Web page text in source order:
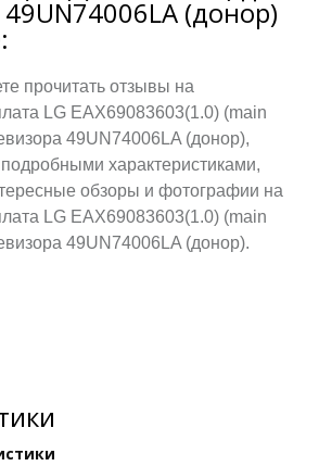
(донор)
прочитать отзывы на
LG EAX69083603(1.0) (main
49UN74006LA (донор),
характеристиками,
обзоры и фотографии на
LG EAX69083603(1.0) (main
49UN74006LA (донор).